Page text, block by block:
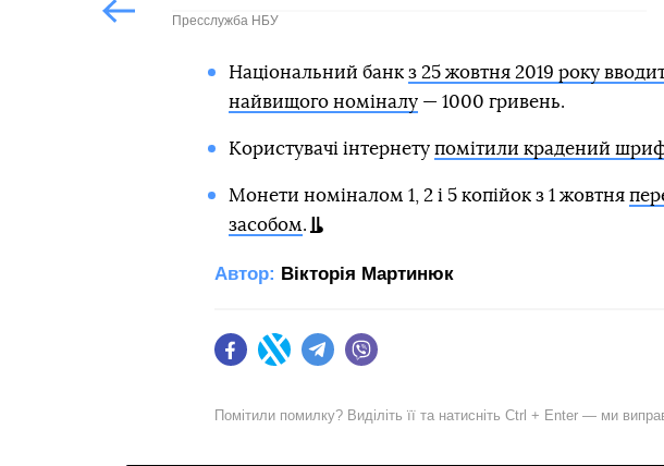
Попередній слайд
Пресслужба НБУ
Національний банк з 25 жовтня 2019 року
найвищого номіналу— 1000 гривень.
Користувачі інтернету помітили крадений
Монети номіналом 1, 2 і 5 копійок з 1 жовтня
засобом.
Автор: Вікторія Мартинюк
FacebookTwitter Telegram
Помітили помилку? Виділіть її та натисніть Ctrl + Enter — ми